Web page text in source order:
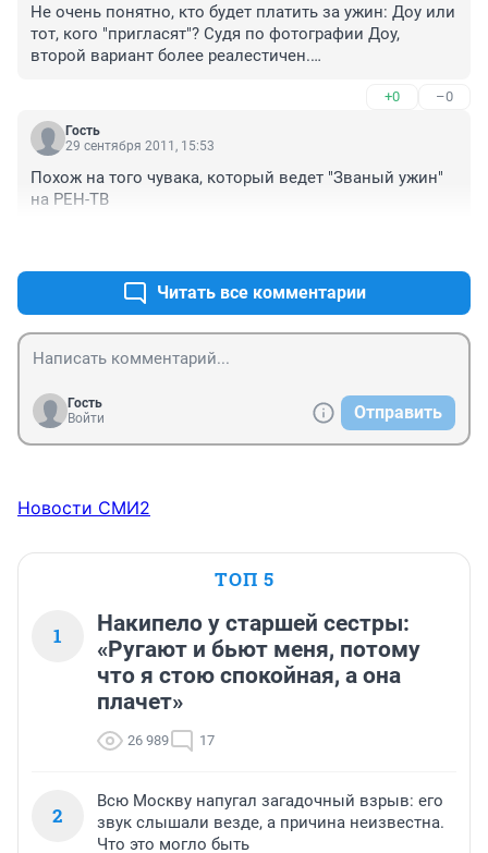
Не очень понятно, кто будет платить за ужин: Доу или
тот, кого "пригласят"? Судя по фотографии Доу,
второй вариант более реалестичен.
есть знатоки разговорных выражений, чтобы поехать
с лекциями и интерактивными играми в Лондон?
+0 –0
Гость
29 сентября 2011, 15:53
Похож на того чувака, который ведет "Званый ужин"
на РЕН-ТВ
Читать все комментарии
Гость
Войти
Отправить
Новости СМИ2
ТОП 5
1
Накипело у старшей сестры:
«Ругают и бьют меня, потому
что я стою спокойная, а она
плачет»
26 989 17
2
Всю Москву напугал загадочный взрыв: его
звук слышали везде, а причина неизвестна.
Что это могло быть